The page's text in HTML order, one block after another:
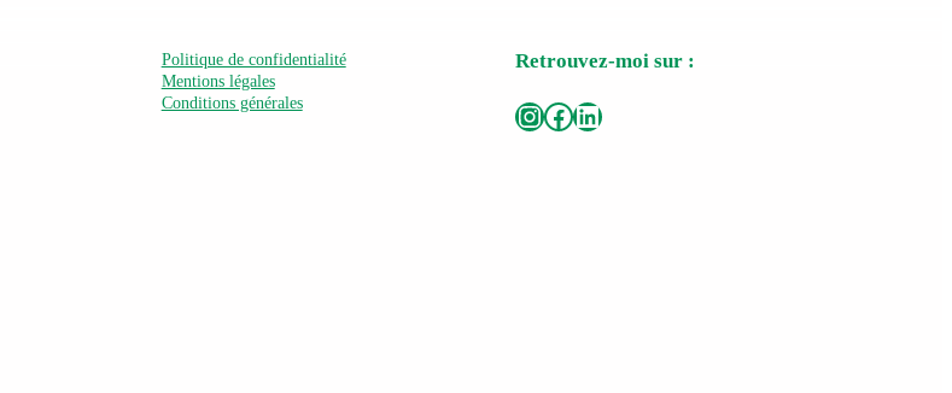
Politique de confidentialité
Mentions légales
Conditions générales
Retrouvez-moi sur :
InstagramFacebook LinkedIn